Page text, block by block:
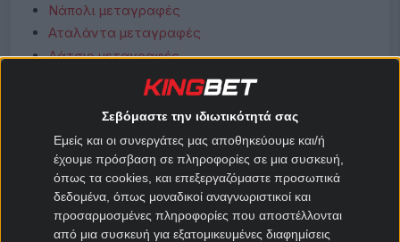
Σεβόμαστε την ιδιωτικότητά σας
Εμείς και οι συνεργάτες μας αποθηκεύουμε και/ή
έχουμε πρόσβαση σε πληροφορίες σε μια συσκευή,
όπως τα cookies, και επεξεργαζόμαστε προσωπικά
δεδομένα, όπως μοναδικοί αναγνωριστικοί και
προσαρμοσμένες πληροφορίες που αποστέλλονται
από μια συσκευή για εξατομικευμένες διαφημίσεις
Νάπολι μεταγραφές
Αταλάντα μεταγραφές
Λάτσιο μεταγραφές
Ρόμα μεταγραφές
Κόμο μεταγραφές
Μπολόνια μεταγραφές
Μεταγραφές Bundesliga
Μπάγερν μεταγραφές